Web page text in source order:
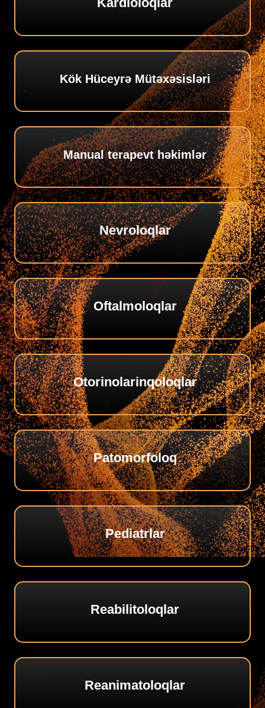
Kök Hüceyrə Mütəxəsisləri
Manual terapevt həkimlər
Nevroloqlar
Oftalmoloqlar
Otorinolarinqoloqlar
Patomorfoloq
Pediatrlar
Reabilitoloqlar
Reanimatoloqlar